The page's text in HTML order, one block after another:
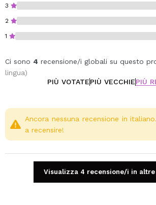
3
2
1
Ci sono 4 recensione/i globali su questo
lingua)
PIÙ VOTATEPIÙ VECCHIEPIÙ
Ancora nessuna recensione in
a recensire!
Visualizza 4 recensione/i in